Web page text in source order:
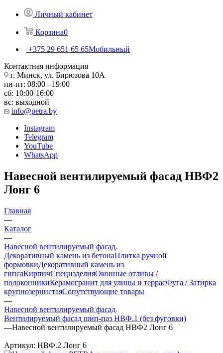
Личный кабинет
Корзина0
+375 29 651 65 65Мобильный
Контактная информация
г. Минск, ул. Бирюзова 10А
пн-пт: 08:00 - 19:00
сб: 10:00-16:00
вс: выходной
info@petra.by
Instagram
Telegram
YouTube
WhatsApp
Навесной вентилируемый фасад НВФ2
Лонг 6
Главная
—
Каталог
—
Навесной вентилируемый фасад
Декоративный камень из бетонаПлитка ручной
формовкиДекоративный камень из
гипсаКирпичСпецизделияОконные отливы /
подоконникиКерамогранит для улицы и террасФуга / Затирка
крупнозернистаяСопутствующие товары
—
Навесной вентилируемый фасад
Вентилируемый фасад шип-паз НВФ.1 (без фуговки)
—Навесной вентилируемый фасад НВФ2 Лонг 6
Артикул: НВФ.2 Лонг 6